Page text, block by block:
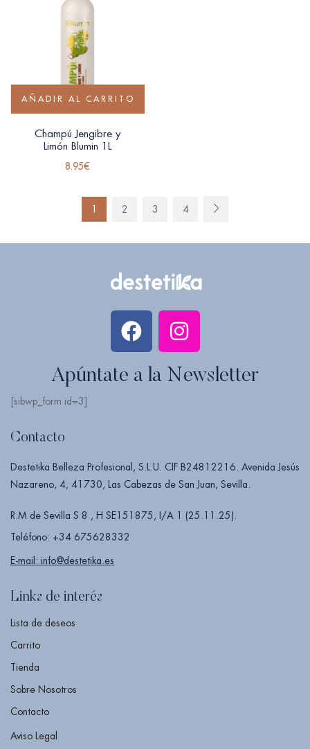
AÑADIR AL CARRITO
Champú Jengibre y
Limón Blumin 1L
8.95€
1 2 3 4
Apúntate a la Newsletter
[sibwp_form id=3]
Contacto
Destetika Belleza Profesional, S.L.U. CIF B24812216. Avenida Jesús
Nazareno, 4, 41730, Las Cabezas de San Juan, Sevilla.
R.M de Sevilla S 8 , H SE151875, I/A 1 (25.11.25).
Teléfono: +34 675628332
E-mail: info@destetika.es
Links de interés
Lista de deseos
Carrito
Tienda
Sobre Nosotros
Contacto
Aviso Legal